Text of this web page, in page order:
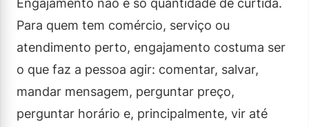
Engajamento não é só quantidade de curtida.
Para quem tem comércio, serviço ou
atendimento perto, engajamento costuma ser
o que faz a pessoa agir: comentar, salvar,
mandar mensagem, perguntar preço,
perguntar horário e, principalmente, vir até